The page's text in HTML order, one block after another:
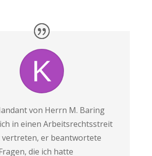
von Herrn M. Baring
in einen Arbeitsrechtsstreit
er beantwortete
die ich hatte